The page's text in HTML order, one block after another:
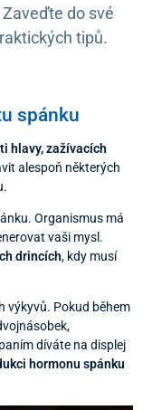
do své
tipů.
spánku
hlavy, zažívacích
alespoň některých
Organismus má
vaši mysl.
drincích, kdy musí
výkyvů. Pokud během
díváte na displej
hormonu spánku